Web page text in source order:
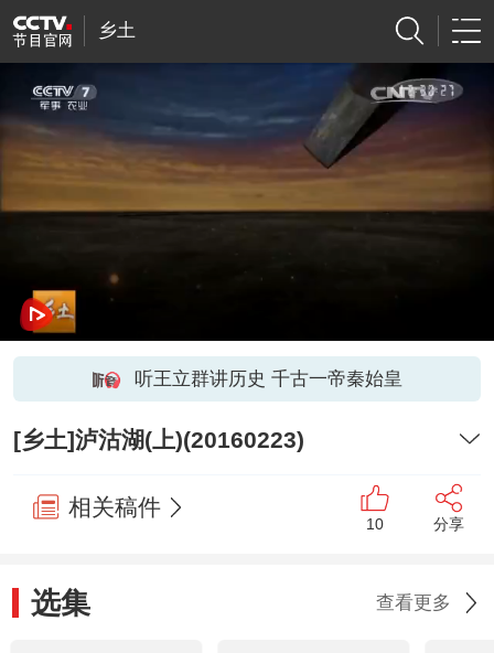
乡土
听王立群讲历史 千古一帝秦始皇
[乡土]泸沽湖(上)(20160223)
相关稿件
10 分享
选集 查看更多